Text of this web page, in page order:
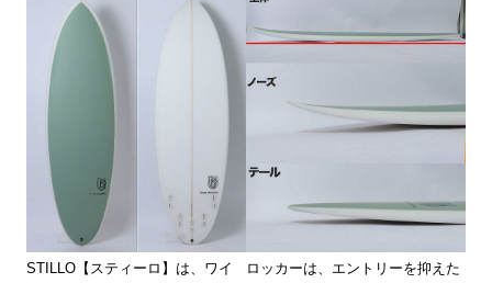
STILLO【スティーロ】は、ワイ
ロッカーは、エントリーを抑えた